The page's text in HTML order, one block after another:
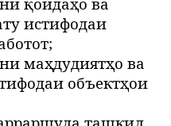
истифодаи
маҳдудиятҳо ва
объектҳои